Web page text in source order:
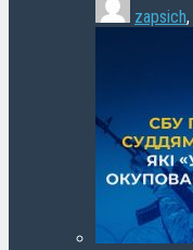
zapsich,